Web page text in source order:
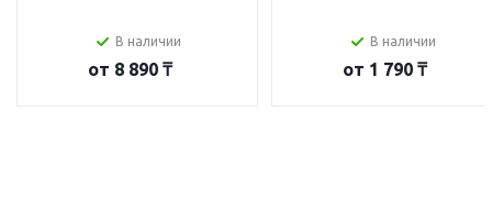
В наличии
от 8 890 ₸
В наличии
от 1 790 ₸